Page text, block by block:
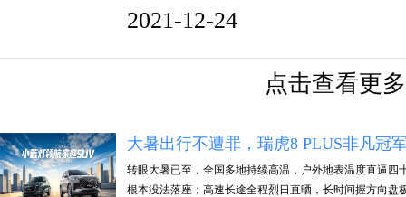
2021-12-24
点击查看更多
大暑出行不遭罪，瑞虎8 PLUS非凡冠
转眼大暑已至，全国多地持续高温，户外地表温度直逼
根本没法落座；高速长途全程烈日直晒，长时间握方向